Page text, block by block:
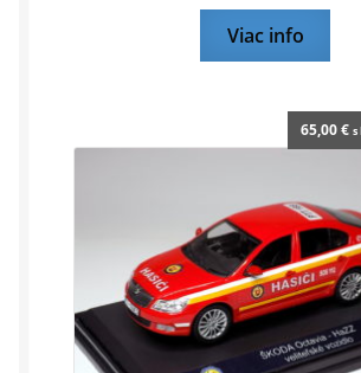
Viac info
65,00€ s